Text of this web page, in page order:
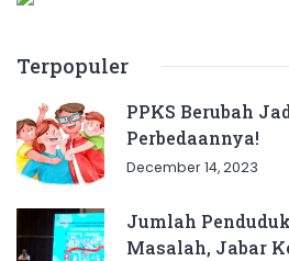
Terpopuler
PPKS Berubah
Perbedaannya!
December 14, 2023
Jumlah
Masalah, Jabar